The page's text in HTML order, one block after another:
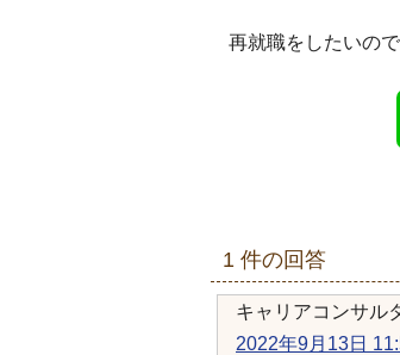
再就職をしたいの
1 件の回答
キャリアコンサル
2022年9月13日